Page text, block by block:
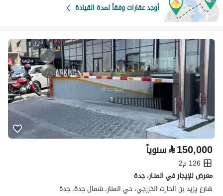
أوجد عقارات وفقاً لمدة القيادة
⃁150,000 سنوياً
126 م2
معرض للإيجار في المنـار، جدة
شارع يزيد بن الحارث الخزرجي، حي المنار، شمال جدة، جدة